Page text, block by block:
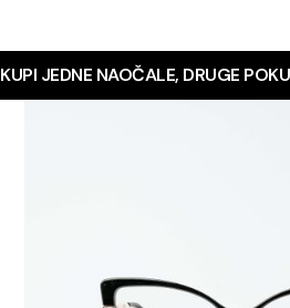
KUPI JEDNE NAOČALE, DRUGE